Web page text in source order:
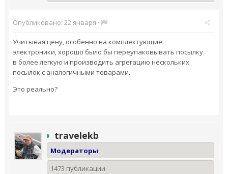
Опубликовано: 22 января ·
Учитывая цену, особенно на комплектующие
электроники, хорошо было бы переупаковывать посылку
в более легкую и производить агрегацию нескольких
посылок с аналогичными товарами.
Это реально?
travelekb
Модераторы
1473 публикации